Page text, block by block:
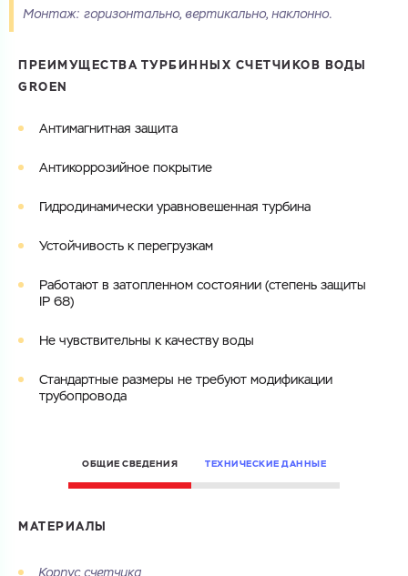
Комментарий
персональных данных
Номер телефона
Номер телефона
Город
Файл с реквизитами огранизации (любой формат, макс. 20
ГОТОВО
Монтаж: горизонтально, вертикально, наклонно.
ПРЕИМУЩЕСТВА ТУРБИННЫХ СЧЕТЧИКОВ ВОДЫ
GROEN
Антимагнитная защита
Антикоррозийное покрытие
Гидродинамически уравновешенная турбина
Устойчивость к перегрузкам
Работают в затопленном состоянии (степень защиты
IP 68)
Не чувствительны к качеству воды
Стандартные размеры не требуют модификации
трубопровода
ОБЩИЕ СВЕДЕНИЯ ТЕХНИЧЕСКИЕ ДАННЫЕ
МАТЕРИАЛЫ
Корпус счетчика